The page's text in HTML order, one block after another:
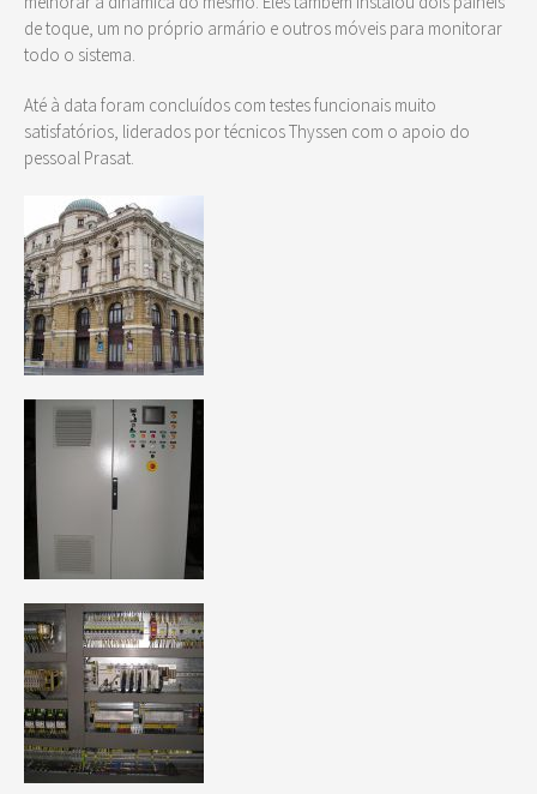
de toque, um no próprio armário e outros móveis para monitorar
todo o sistema.
Até à data foram concluídos com testes funcionais muito
satisfatórios, liderados por técnicos Thyssen com o apoio do
pessoal Prasat.